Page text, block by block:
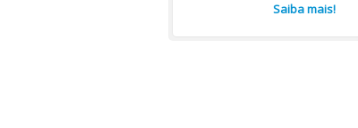
Saiba mais!